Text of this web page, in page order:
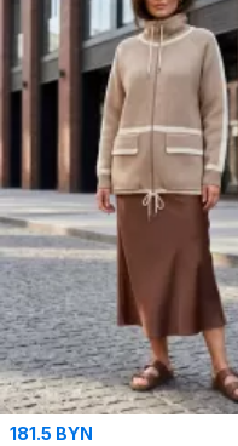
181.5 BYN